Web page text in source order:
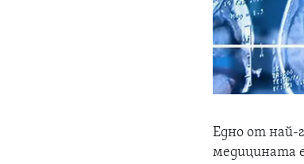
Едно от най-
медицината